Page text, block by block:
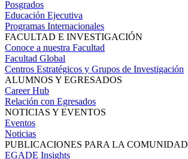
Posgrados
Educación Ejecutiva
Programas Internacionales
FACULTAD E INVESTIGACIÓN
Conoce a nuestra Facultad
Facultad Global
Centros Estratégicos y Grupos de Investigación
ALUMNOS Y EGRESADOS
Career Hub
Relación con Egresados
NOTICIAS Y EVENTOS
Eventos
Noticias
PUBLICACIONES PARA LA COMUNIDAD
EGADE Insights